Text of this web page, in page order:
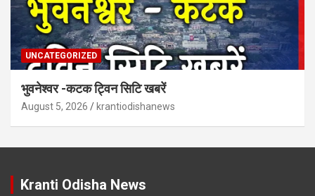
UNCATEGORIZED
भुवनेश्वर -कटक ट्विन सिटि खबरें
August 5, 2026 krantiodishanews
Kranti Odisha News